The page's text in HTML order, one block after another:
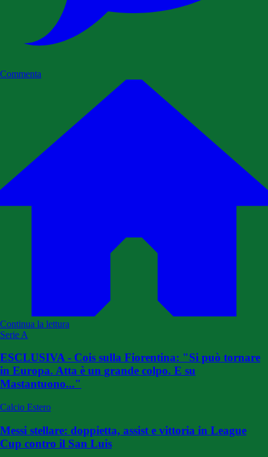
Commenta
Continua la lettura
Serie A
ESCLUSIVA - Cois sulla Fiorentina: "Si può tornare
in Europa. Atta è un grande colpo. E su
Mastantuono..."
Calcio Estero
Messi stellare: doppietta, assist e vittoria in League
Cup contro il San Luis